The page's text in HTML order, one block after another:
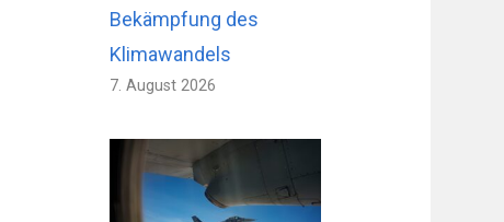
Bekämpfung des
Klimawandels
7. August 2026